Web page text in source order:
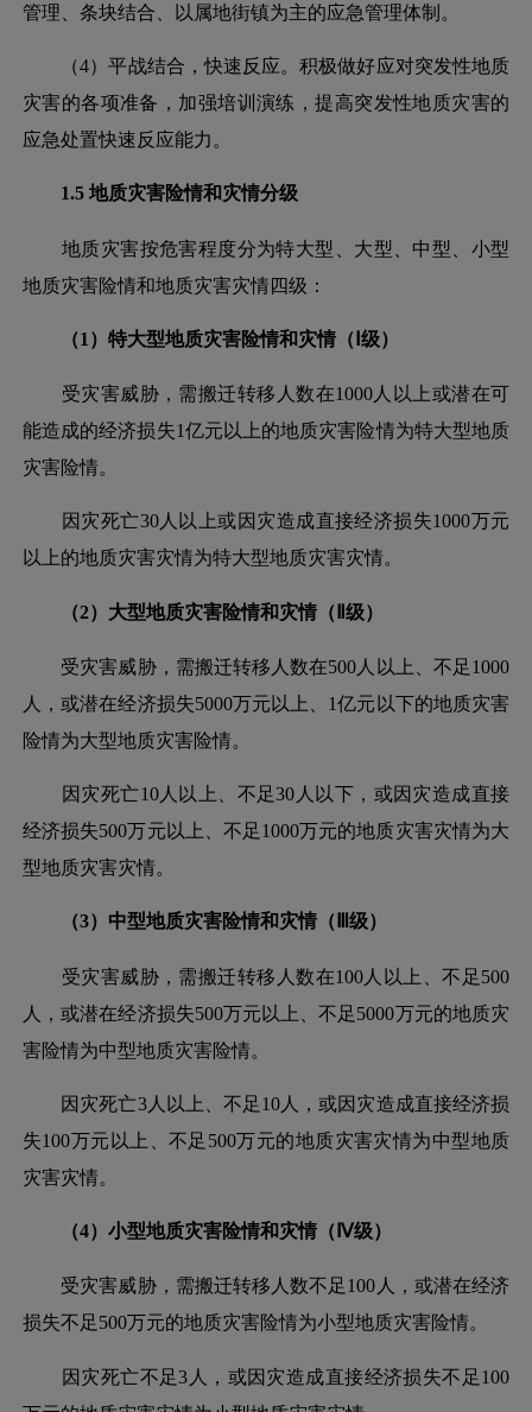
管理、条块结合、以属地街镇为主的应急管理体制。
（4）平战结合，快速反应。积极做好应对突发性地质
灾害的各项准备，加强培训演练，提高突发性地质灾害的
应急处置快速反应能力。
1.5 地质灾害险情和灾情分级
地质灾害按危害程度分为特大型、大型、中型、小型
地质灾害险情和地质灾害灾情四级：
（1）特大型地质灾害险情和灾情（Ⅰ级）
受灾害威胁，需搬迁转移人数在1000人以上或潜在可
能造成的经济损失1亿元以上的地质灾害险情为特大型地质
灾害险情。
因灾死亡30人以上或因灾造成直接经济损失1000万元
以上的地质灾害灾情为特大型地质灾害灾情。
（2）大型地质灾害险情和灾情（Ⅱ级）
受灾害威胁，需搬迁转移人数在500人以上、不足1000
人，或潜在经济损失5000万元以上、1亿元以下的地质灾害
险情为大型地质灾害险情。
因灾死亡10人以上、不足30人以下，或因灾造成直接
经济损失500万元以上、不足1000万元的地质灾害灾情为大
型地质灾害灾情。
（3）中型地质灾害险情和灾情（Ⅲ级）
受灾害威胁，需搬迁转移人数在100人以上、不足500
人，或潜在经济损失500万元以上、不足5000万元的地质灾
害险情为中型地质灾害险情。
因灾死亡3人以上、不足10人，或因灾造成直接经济损
失100万元以上、不足500万元的地质灾害灾情为中型地质
灾害灾情。
（4）小型地质灾害险情和灾情（Ⅳ级）
受灾害威胁，需搬迁转移人数不足100人，或潜在经济
损失不足500万元的地质灾害险情为小型地质灾害险情。
因灾死亡不足3人，或因灾造成直接经济损失不足100